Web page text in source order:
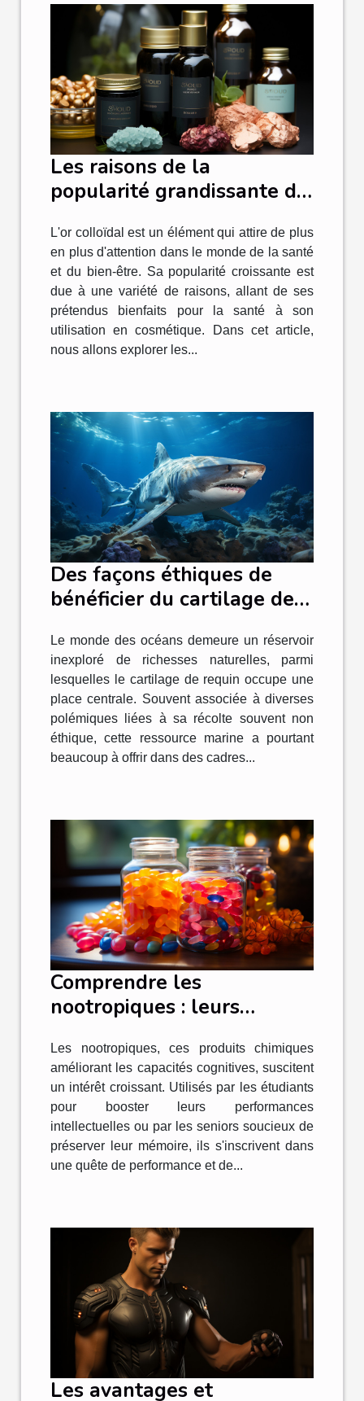
Les raisons de la
popularité grandissante de
L'or colloïdal est un élément qui attire de plus
en plus d'attention dans le monde de la santé
et du bien-être. Sa popularité croissante est
due à une variété de raisons, allant de ses
prétendus bienfaits pour la santé à son
utilisation en cosmétique. Dans cet article,
nous allons explorer les...
Des façons éthiques de
bénéficier du cartilage de
Le monde des océans demeure un réservoir
inexploré de richesses naturelles, parmi
lesquelles le cartilage de requin occupe une
place centrale. Souvent associée à diverses
polémiques liées à sa récolte souvent non
éthique, cette ressource marine a pourtant
beaucoup à offrir dans des cadres...
Comprendre les
nootropiques : leurs
secondaires
Les nootropiques, ces produits chimiques
améliorant les capacités cognitives, suscitent
un intérêt croissant. Utilisés par les étudiants
pour booster leurs performances
intellectuelles ou par les seniors soucieux de
préserver leur mémoire, ils s'inscrivent dans
une quête de performance et de...
Les avantages et